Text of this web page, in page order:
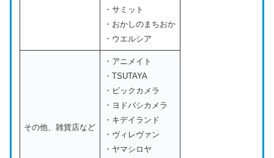
・サミット
・おかしのまちおか
・ウエルシア
その他、雑貨店など
・アニメイト
・TSUTAYA
・ビックカメラ
・ヨドバシカメラ
・キデイランド
・ヴィレヴァン
・ヤマシロヤ